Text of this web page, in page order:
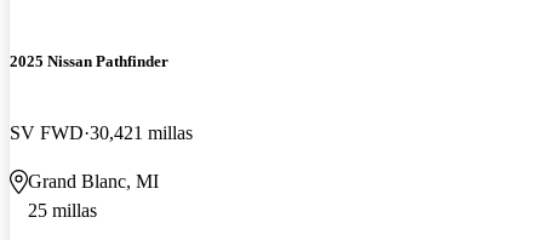
2025 Nissan Pathfinder
SV FWD 30,421 millas
Grand Blanc, MI
25 millas